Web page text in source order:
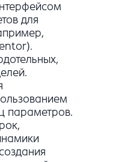
для
параметров.